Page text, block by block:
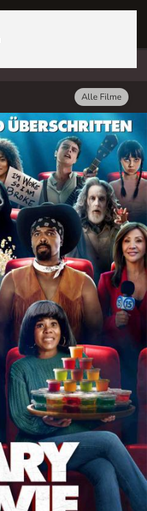
Alle Filme